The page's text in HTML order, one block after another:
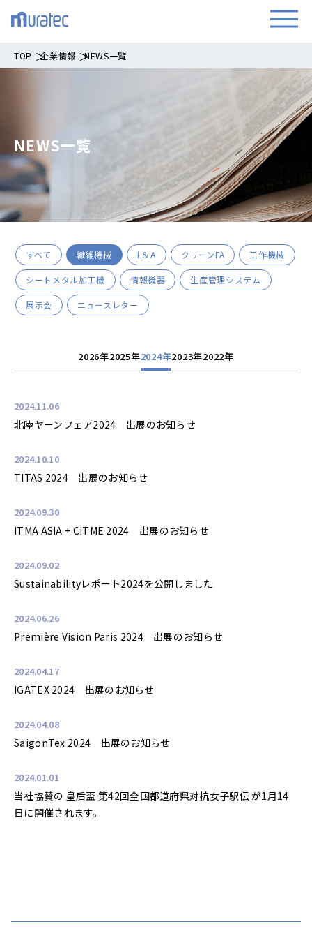
TOP 企業情報 NEWS一覧
NEWS一覧
すべて 繊維機械 L＆A クリーンFA 工作機械
シートメタル加工機 情報機器 生産管理システム
展示会 ニュースレター
2026年2025年2024年2023年2022年
2024.11.06
北陸ヤーンフェア2024 出展のお知らせ
2024.10.10
TITAS 2024 出展のお知らせ
2024.09.30
ITMA ASIA + CITME 2024 出展のお知らせ
2024.09.02
Sustainabilityレポート2024を公開しました
2024.06.26
Première Vision Paris 2024 出展のお知らせ
2024.04.17
IGATEX 2024 出展のお知らせ
2024.04.08
SaigonTex 2024 出展のお知らせ
2024.01.01
当社協賛の 皇后盃 第42回全国都道府県対抗女子駅伝 が1月14
日に開催されます。